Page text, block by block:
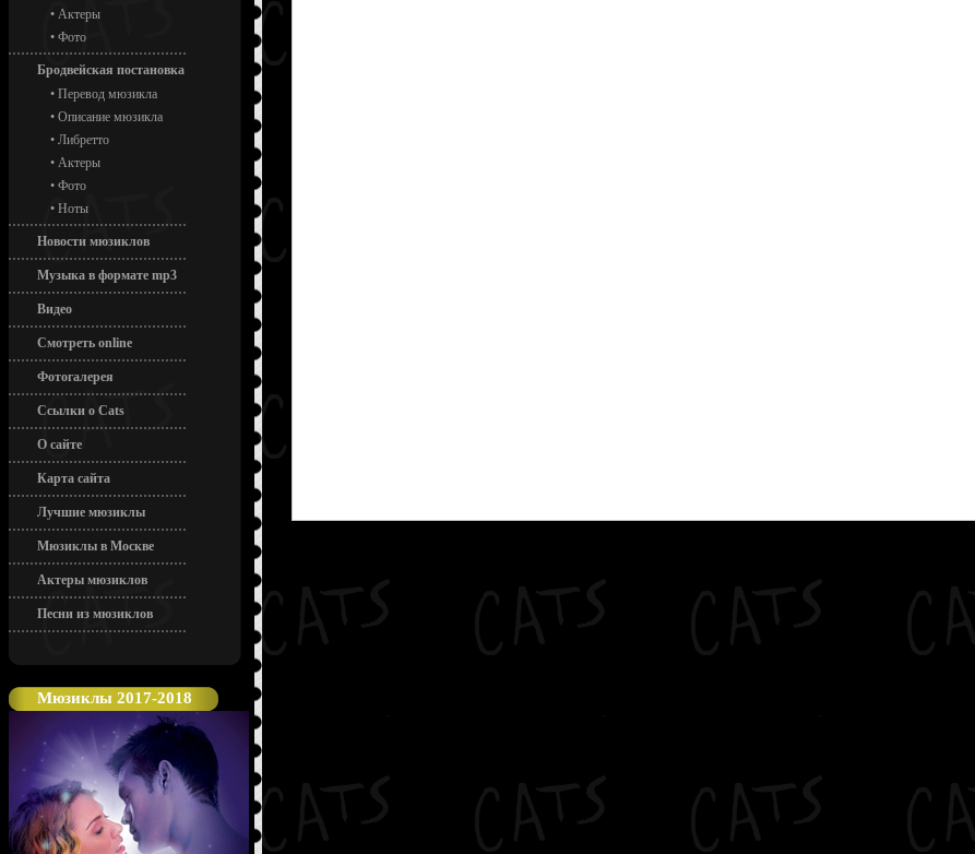
• Актеры
• Фото
Бродвейская постановка
• Перевод мюзикла
• Описание мюзикла
• Либретто
• Актеры
• Фото
• Ноты
Новости мюзиклов
Музыка в формате mp3
Видео
Смотреть online
Фотогалерея
Ссылки о Cats
О сайте
Карта сайта
Лучшие мюзиклы
Мюзиклы в Москве
Актеры мюзиклов
Песни из мюзиклов
Мюзиклы 2017-2018